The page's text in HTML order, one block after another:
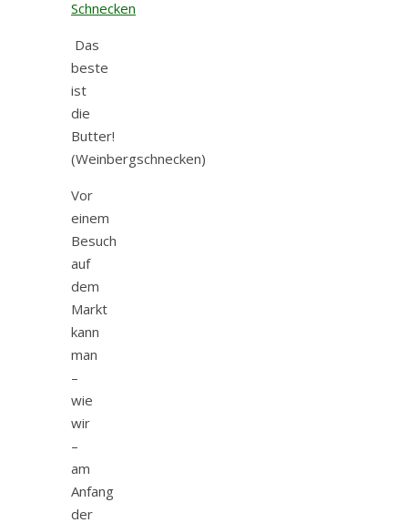
Das
beste
ist
die
Butter!
(Weinbergschnecken)
Vor
einem
Besuch
auf
dem
Markt
kann
man
–
wie
wir
–
am
Anfang
der